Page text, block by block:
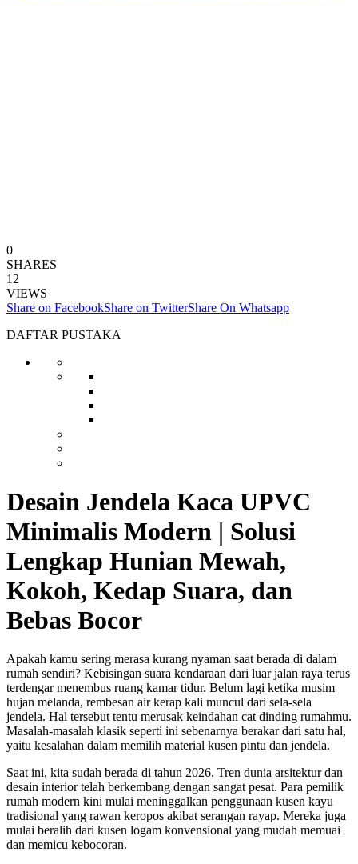
0
SHARES
12
VIEWS
Share on FacebookShare on TwitterShare On Whatsapp
DAFTAR PUSTAKA
Desain Jendela Kaca UPVC
Minimalis Modern | Solusi
Lengkap Hunian Mewah,
Kokoh, Kedap Suara, dan
Bebas Bocor
Apakah kamu sering merasa kurang nyaman saat berada di dalam
rumah sendiri? Kebisingan suara kendaraan dari luar jalan raya terus
terdengar menembus ruang kamar tidur. Belum lagi ketika musim
hujan melanda, rembesan air kerap kali muncul dari sela-sela
jendela. Hal tersebut tentu merusak keindahan cat dinding rumahmu.
Masalah-masalah klasik seperti ini sebenarnya berakar dari satu hal,
yaitu kesalahan dalam memilih material kusen pintu dan jendela.
Saat ini, kita sudah berada di tahun 2026. Tren dunia arsitektur dan
desain interior telah berkembang dengan sangat pesat. Para pemilik
rumah modern kini mulai meninggalkan penggunaan kusen kayu
tradisional yang rawan keropos akibat serangan rayap. Mereka juga
mulai beralih dari kusen logam konvensional yang mudah memuai
dan memicu kebocoran.